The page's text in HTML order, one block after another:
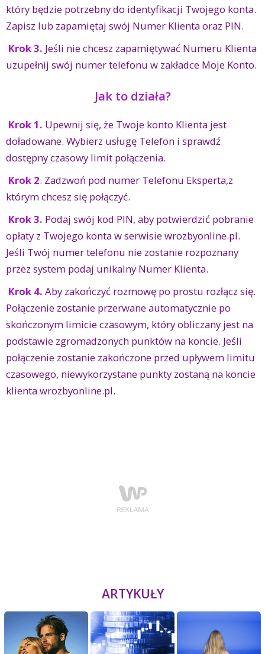
który będzie potrzebny do identyfikacji Twojego konta.
Zapisz lub zapamiętaj swój Numer Klienta oraz PIN.
Krok 3. Jeśli nie chcesz zapamiętywać Numeru Klienta
uzupełnij swój numer telefonu w zakładce Moje Konto.
Jak to działa?
Krok 1. Upewnij się, że Twoje konto Klienta jest
doładowane. Wybierz usługę Telefon i sprawdź
dostępny czasowy limit połączenia.
Krok 2. Zadzwoń pod numer Telefonu Eksperta,z
którym chcesz się połączyć.
Krok 3. Podaj swój kod PIN, aby potwierdzić pobranie
opłaty z Twojego konta w serwisie wrozbyonline.pl.
Jeśli Twój numer telefonu nie zostanie rozpoznany
przez system podaj unikalny Numer Klienta.
Krok 4. Aby zakończyć rozmowę po prostu rozłącz się.
Połączenie zostanie przerwane automatycznie po
skończonym limicie czasowym, który obliczany jest na
podstawie zgromadzonych punktów na koncie. Jeśli
połączenie zostanie zakończone przed upływem limitu
czasowego, niewykorzystane punkty zostaną na koncie
klienta wrozbyonline.pl.
ARTYKUŁY